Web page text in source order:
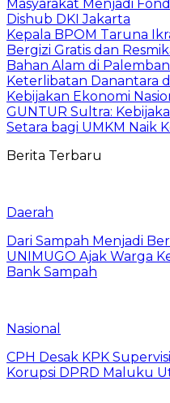
Masyarakat Menjadi
Dishub DKI Jakarta
Kepala BPOM Taruna
Bergizi Gratis dan
Bahan Alam di
Keterlibatan Danantara
Kebijakan Ekonomi
GUNTUR Sultra:
Setara bagi UMKM Naik
Berita Terbaru
Daerah
Dari Sampah Menjadi
UNIMUGO Ajak Warga
Bank Sampah
Nasional
CPH Desak KPK
Korupsi DPRD Maluku